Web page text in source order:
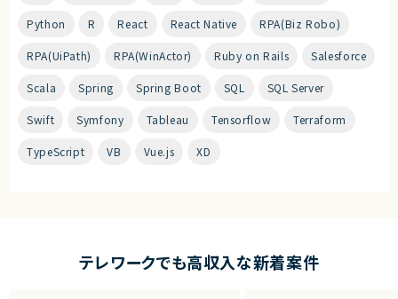
Python R React React Native RPA(Biz Robo)
RPA(UiPath) RPA(WinActor) Ruby on Rails Salesforce
Scala Spring Spring Boot SQL SQL Server
Swift Symfony Tableau Tensorflow Terraform
TypeScript VB Vue.js XD
テレワークでも高収入な新着案件